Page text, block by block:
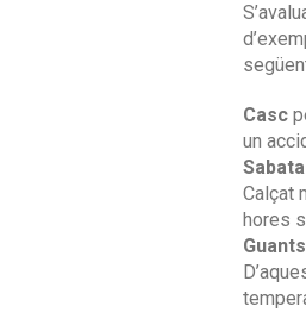
Casc
un
Calçat
hores
Guants